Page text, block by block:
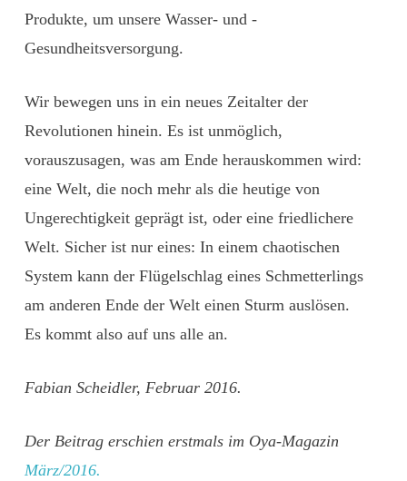
Produkte, um unsere Wasser- und ­
Gesundheitsversorgung.
Wir bewegen uns in ein neues Zeitalter der
Revolutionen hinein. Es ist unmöglich,
vorauszusagen, was am Ende herauskommen wird:
eine Welt, die noch mehr als die heutige von
Ungerechtigkeit geprägt ist, oder eine friedlichere
Welt. Sicher ist nur eines: In einem chaotischen
System kann der Flügelschlag eines Schmetterlings
am anderen Ende der Welt einen Sturm auslösen.
Es kommt also auf uns alle an.
Fabian Scheidler, Februar 2016.
Der Beitrag erschien erstmals im Oya-Magazin
März/2016.